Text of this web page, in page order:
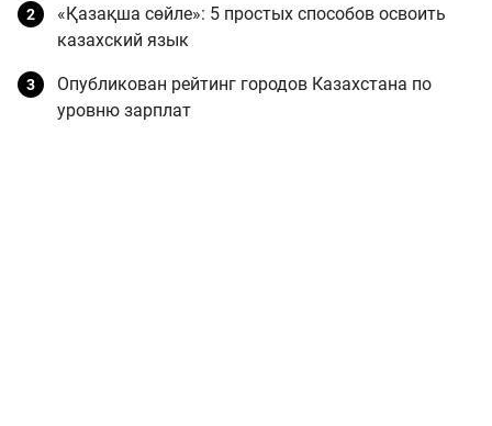
«Қазақша сөйле»: 5 простых способов освоить
казахский язык
Опубликован рейтинг городов Казахстана по
уровню зарплат